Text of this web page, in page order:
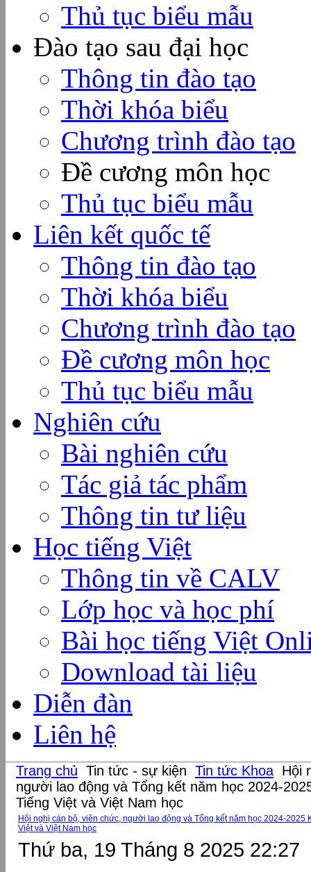
Thủ tục biểu mẫu
Đào tạo sau đại học
Thông tin đào tạo
Thời khóa biểu
Chương trình đào tạo
Đề cương môn học
Thủ tục biểu mẫu
Liên kết quốc tế
Thông tin đào tạo
Thời khóa biểu
Chương trình đào tạo
Đề cương môn học
Thủ tục biểu mẫu
Nghiên cứu
Bài nghiên cứu
Tác giả tác phẩm
Thông tin tư liệu
Học tiếng Việt
Thông tin về CALV
Lớp học và học phí
Bài học tiếng Việt
Download tài liệu
Diễn đàn
Liên hệ
Trang chủ Tin tức - sự kiện Tin tức Khoa Hội
người lao động và Tổng kết năm học 2024-
Tiếng Việt và Việt Nam học
Hội nghị cán bộ, viên chức, người lao động và Tổng kết năm học 2024-2025
Việt và Việt Nam học
Thứ ba, 19 Tháng 8 2025 22:27